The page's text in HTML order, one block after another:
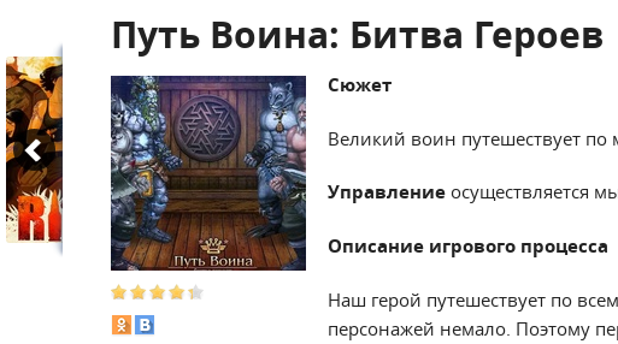
Путь Воина: Битва Героев
Сюжет
Великий воин путешествует
Управление осуществляется
Описание игрового процесса
Наш герой путешествует по
персонажей немало. Поэтому